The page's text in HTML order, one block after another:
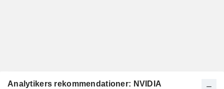
Analytikers rekommendationer: NVIDIA